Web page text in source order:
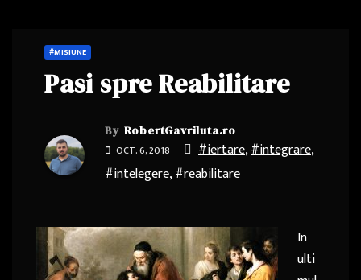
#MISIUNE
Pasi spre Reabilitare
By RobertGavriluta.ro
OCT. 6, 2018
#iertare,#integrare,
#intelegere,#reabilitare
In
ulti